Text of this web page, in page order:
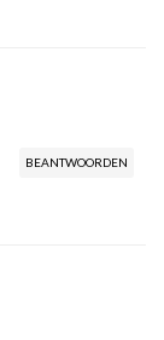
BEANTWOORDEN